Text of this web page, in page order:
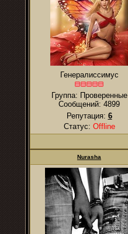
Генералиссимус
Группа: Проверенные
Сообщений: 4899
Репутация: 6
Статус: Offline
Nurаsha